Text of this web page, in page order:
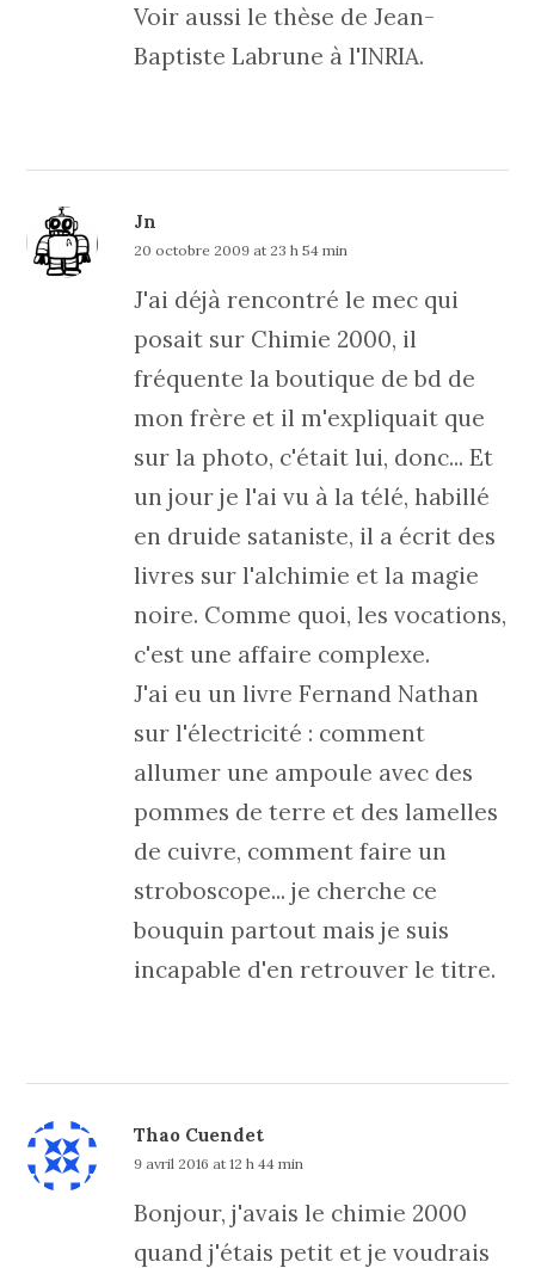
Voir aussi le thèse de Jean-
Baptiste Labrune à l'INRIA.
Jn
20 octobre 2009 at 23 h 54 min
J'ai déjà rencontré le mec qui
posait sur Chimie 2000, il
fréquente la boutique de bd de
mon frère et il m'expliquait que
sur la photo, c'était lui, donc... Et
un jour je l'ai vu à la télé, habillé
en druide sataniste, il a écrit des
livres sur l'alchimie et la magie
noire. Comme quoi, les vocations,
c'est une affaire complexe.
J'ai eu un livre Fernand Nathan
sur l'électricité : comment
allumer une ampoule avec des
pommes de terre et des lamelles
de cuivre, comment faire un
stroboscope... je cherche ce
bouquin partout mais je suis
incapable d'en retrouver le titre.
Thao Cuendet
9 avril 2016 at 12 h 44 min
Bonjour, j'avais le chimie 2000
quand j'étais petit et je voudrais